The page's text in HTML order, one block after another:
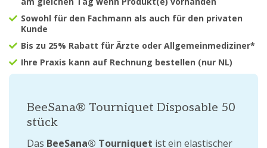
Sowohl für den Fachmann als auch für den privaten
Kunde
Bis zu 25% Rabatt für Ärzte oder Allgemeinmediziner*
Ihre Praxis kann auf Rechnung bestellen (nur NL)
BeeSana® Tourniquet Disposable 50
stück
Das BeeSana® Tourniquet ist ein elastischer